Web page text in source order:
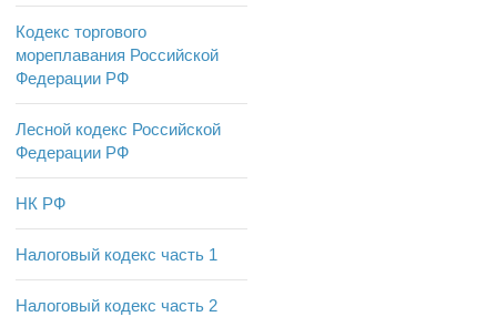
Кодекс торгового
мореплавания Российской
Федерации РФ
Лесной кодекс Российской
Федерации РФ
НК РФ
Налоговый кодекс часть 1
Налоговый кодекс часть 2